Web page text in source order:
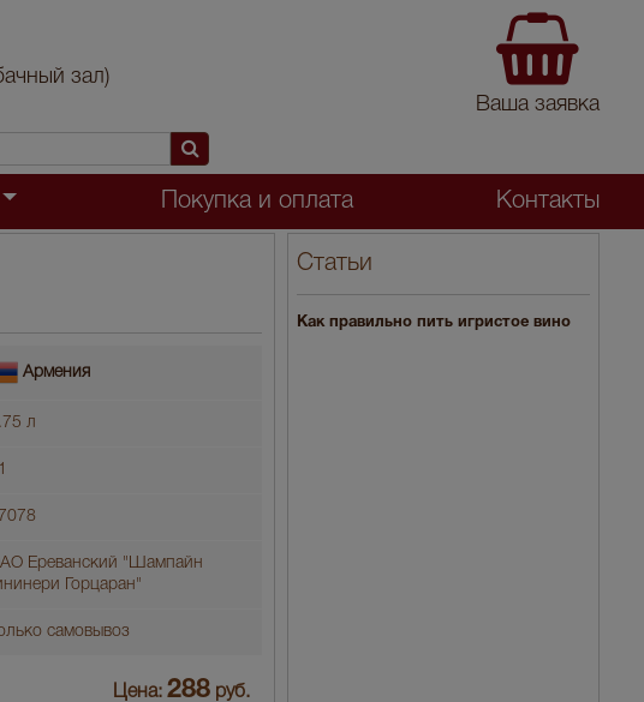
зал)
Ваша заявка
Покупка и оплата Контакты
Армения
л
Ереванский "Шампайн
Горцаран"
самовывоз
Цена: 288 руб.
Статьи
Как правильно пить игристое вино